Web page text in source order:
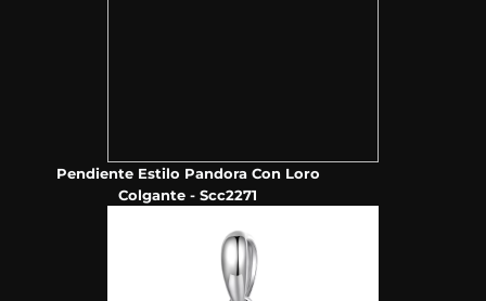
Pendiente Estilo Pandora Con Loro
Colgante - Scc2271